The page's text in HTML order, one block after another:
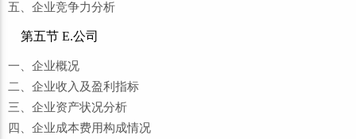
五、企业竞争力分析
第五节 E.公司
一、企业概况
二、企业收入及盈利指标
三、企业资产状况分析
四、企业成本费用构成情况